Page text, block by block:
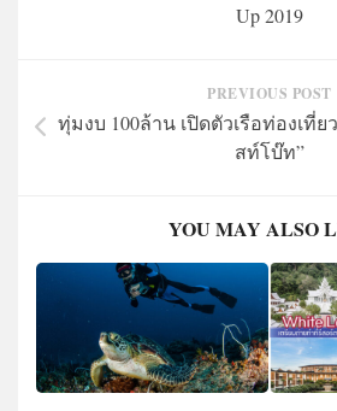
Up 2019
PREVIOUS POST
ทุ่มงบ 100ล้าน เปิดตัวเรือท่องเที่ย
สท์โบ๊ท”
YOU MAY ALSO